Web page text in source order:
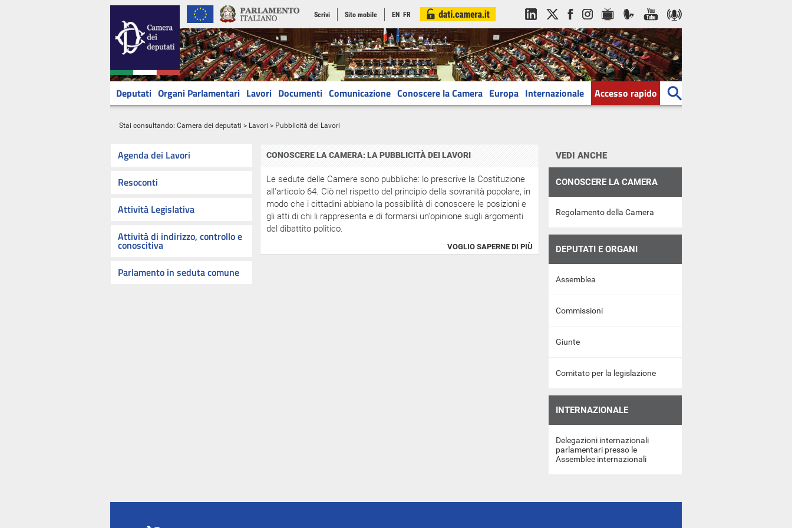
Scrivi Sito mobile EN FR
Deputati Organi Parlamentari Lavori Documenti Comunicazione Conoscere la Camera Europa Internazionale Accesso rapido
Stai consultando: Camera dei deputati > Lavori > Pubblicità dei Lavori
Agenda dei Lavori
Resoconti
Attività Legislativa
Attività di indirizzo, controllo e
conoscitiva
Parlamento in seduta comune
CONOSCERE LA CAMERA: LA PUBBLICITÀ DEI LAVORI
Le sedute delle Camere sono pubbliche: lo prescrive la Costituzione
all'articolo 64. Ciò nel rispetto del principio della sovranità popolare, in
modo che i cittadini abbiano la possibilità di conoscere le posizioni e
gli atti di chi li rappresenta e di formarsi un'opinione sugli argomenti
del dibattito politico.
VOGLIO SAPERNE DI PIÙ
VEDI ANCHE
CONOSCERE LA CAMERA
Regolamento della Camera
DEPUTATI E ORGANI
Assemblea
Commissioni
Giunte
Comitato per la legislazione
INTERNAZIONALE
Delegazioni internazionali
parlamentari presso le
Assemblee internazionali